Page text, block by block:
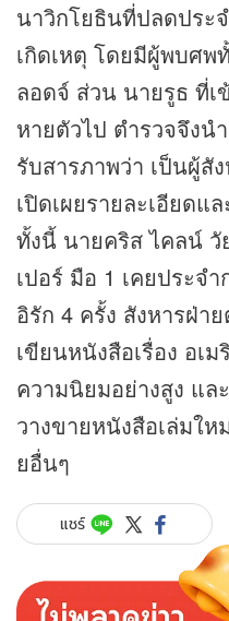
นาวิกโยธินที่ปลดประ
เกิดเหตุ โดยมีผู้พบศ
ลอดจ์ ส่วน นายรูธ ที่
หายตัวไป ตำรวจจึงน
รับสารภาพว่า เป็นผู้สั
เปิดเผยรายละเอียดแ
ทั้งนี้ นายคริส ไคลน์ วั
เปอร์ มือ 1 เคยประจ
อิรัก 4 ครั้ง สังหารฝ่า
เขียนหนังสือเรื่อง อเ
ความนิยมอย่างสูง แ
วางขายหนังสือเล่มใ
ยอื่นๆ
แชร์